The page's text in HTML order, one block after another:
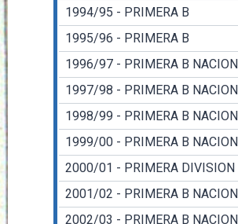
1994/95 - PRIMERA B
1995/96 - PRIMERA B
1996/97 - PRIMERA B
1997/98 - PRIMERA B
1998/99 - PRIMERA B
1999/00 - PRIMERA B
2000/01 - PRIMERA DIVISION
2001/02 - PRIMERA B
2002/03 - PRIMERA B